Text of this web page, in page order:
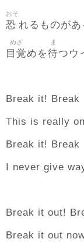
恐
おそ
れるものが
目覚
めざ
めを待
ま
つウ
Break it! Break
This is really
Break it! Break
I never give
Break it out!
Break it out